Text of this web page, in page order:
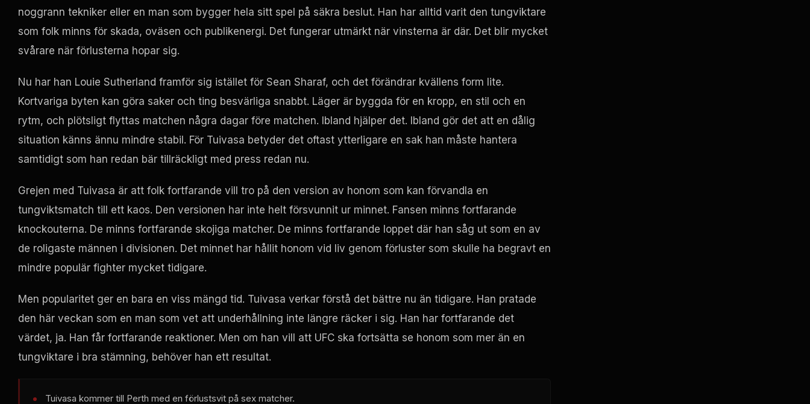
noggrann tekniker eller en man som bygger hela sitt spel på säkra beslut. Han har alltid varit den tungviktare
som folk minns för skada, oväsen och publikenergi. Det fungerar utmärkt när vinsterna är där. Det blir mycket
svårare när förlusterna hopar sig.
Nu har han Louie Sutherland framför sig istället för Sean Sharaf, och det förändrar kvällens form lite.
Kortvariga byten kan göra saker och ting besvärliga snabbt. Läger är byggda för en kropp, en stil och en
rytm, och plötsligt flyttas matchen några dagar före matchen. Ibland hjälper det. Ibland gör det att en dålig
situation känns ännu mindre stabil. För Tuivasa betyder det oftast ytterligare en sak han måste hantera
samtidigt som han redan bär tillräckligt med press redan nu.
Grejen med Tuivasa är att folk fortfarande vill tro på den version av honom som kan förvandla en
tungviktsmatch till ett kaos. Den versionen har inte helt försvunnit ur minnet. Fansen minns fortfarande
knockouterna. De minns fortfarande skojiga matcher. De minns fortfarande loppet där han såg ut som en av
de roligaste männen i divisionen. Det minnet har hållit honom vid liv genom förluster som skulle ha begravt en
mindre populär fighter mycket tidigare.
Men popularitet ger en bara en viss mängd tid. Tuivasa verkar förstå det bättre nu än tidigare. Han pratade
den här veckan som en man som vet att underhållning inte längre räcker i sig. Han har fortfarande det
värdet, ja. Han får fortfarande reaktioner. Men om han vill att UFC ska fortsätta se honom som mer än en
tungviktare i bra stämning, behöver han ett resultat.
Tuivasa kommer till Perth med en förlustsvit på sex matcher.